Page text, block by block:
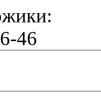
46